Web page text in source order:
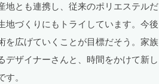
地とも連携し、従来のポリエステルだ
地づくりにもトライしています。今後
を広げていくことが目標だそう。家族
ザイナーさんと、時間をかけて新し
。